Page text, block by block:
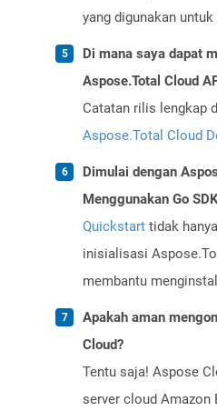
yang digunakan untuk
Di mana saya dapat
Aspose.Total Cloud
Catatan rilis lengkap
Aspose.Total Cloud
Dimulai dengan
Menggunakan Go
Quickstart tidak
inisialisasi
membantu
Apakah aman
Cloud?
Tentu saja! Aspose
server cloud Amazon